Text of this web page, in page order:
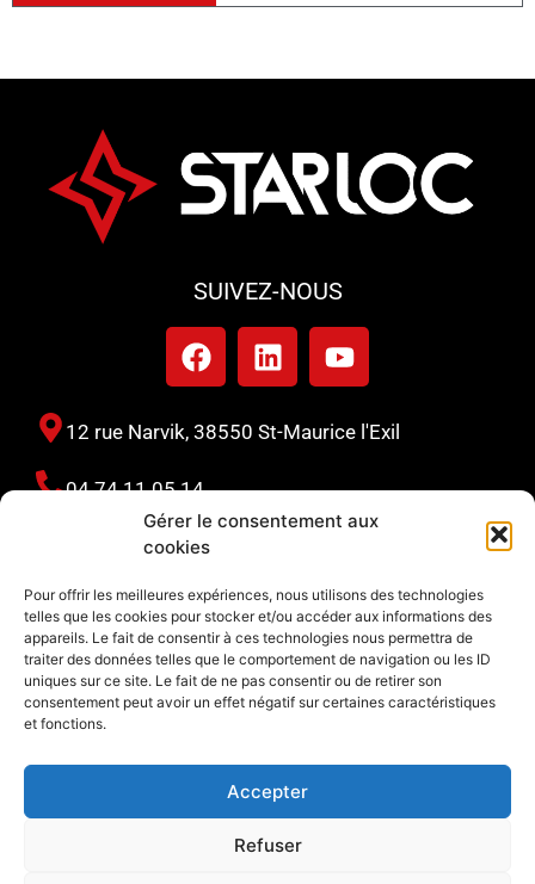
Gérer le consentement aux
cookies
Pour offrir les meilleures expériences, nous utilisons des technologies
telles que les cookies pour stocker et/ou accéder aux informations des
appareils. Le fait de consentir à ces technologies nous permettra de
traiter des données telles que le comportement de navigation ou les ID
uniques sur ce site. Le fait de ne pas consentir ou de retirer son
consentement peut avoir un effet négatif sur certaines caractéristiques
et fonctions.
Accepter
Refuser
SUIVEZ-NOUS
12 rue Narvik, 38550 St-Maurice l'Exil
04 74 11 05 14
06 80 40 65 21
127 avenue du périgord, 33370 Yvrac
06 80 40 65 21